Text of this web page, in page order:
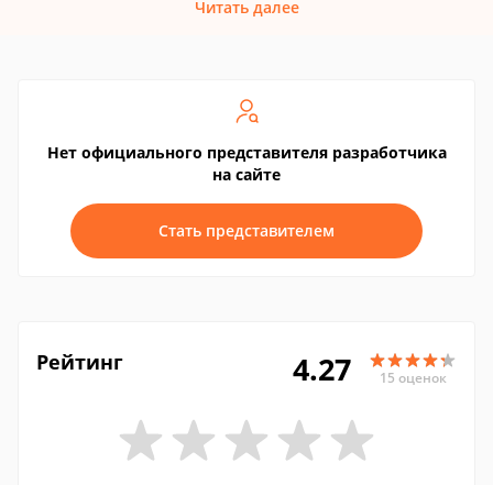
Читать далее
Нет официального представителя разработчика
на сайте
Стать представителем
Рейтинг 4.27 15 оценок